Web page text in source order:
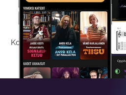
Kokeile
Kokeilemalla ilmaiseksi saat
viikon